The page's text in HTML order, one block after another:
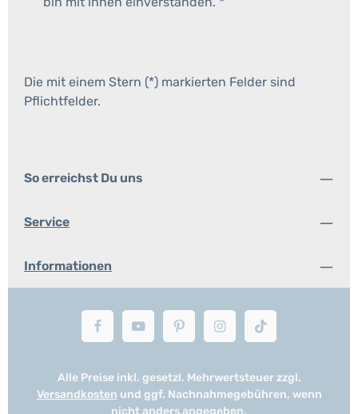
Die mit einem Stern (*) markierten Felder sind
Pflichtfelder.
So erreichst Du uns
Service
Informationen
Alle Preise inkl. gesetzl. Mehrwertsteuer zzgl.
Versandkosten und ggf. Nachnahmegebühren, wenn